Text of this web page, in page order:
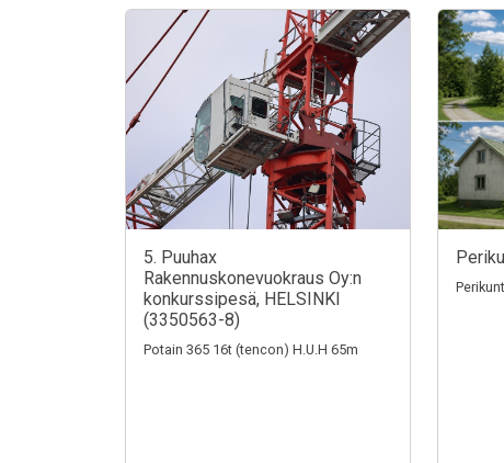
5. Puuhax
Rakennuskonevuokraus Oy:n
konkurssipesä, HELSINKI
(3350563-8)
Potain 365 16t (tencon) H.U.H 65m